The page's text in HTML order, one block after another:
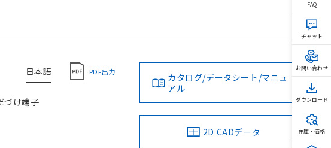
日本語 PDF出力
づけ端子
カタログ/データシート/マニュ
アル
2D CADデータ
FAQ
チャット
お問い合わせ
ダウンロード
在庫・価格